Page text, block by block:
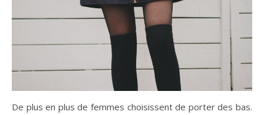
De plus en plus de femmes choisissent de porter des bas.